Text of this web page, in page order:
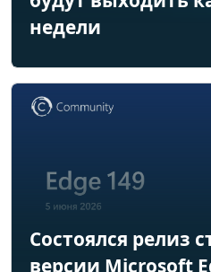
недели
Состоялся релиз
версии Microsoft